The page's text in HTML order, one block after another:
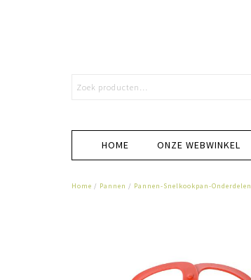
HOME ONZE WEBWINKEL
Home / Pannen / Pannen-Snelkookpan-Onderdelen